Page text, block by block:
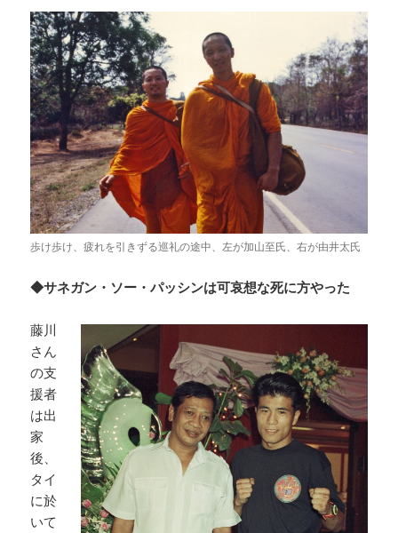
歩け歩け、疲れを引きずる巡礼の途中、左が加山至氏、右が由井太氏
◆サネガン・ソー・パッシンは可哀想な死に方やった
藤川
さん
の支
援者
は出
家
後、
タイ
に於
いて